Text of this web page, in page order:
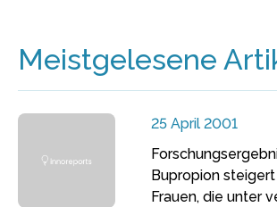
Meistgelesene
25 April 2001
Bupropion
Frauen, die unter